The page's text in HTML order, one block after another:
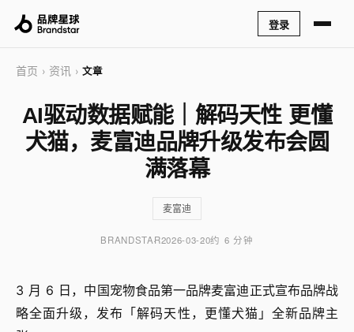
登录
首页 › 资讯 › 文章
AI驱动数据赋能｜解码天性 更懂
犬猫，麦富迪品牌升级发布会圆
满落幕
麦富迪
BRANDSTAR2026-03-20约 6 分钟
3 月 6 日，中国宠物食品第一品牌麦富迪正式宣布品牌战
略全面升级，发布「解码天性，更懂犬猫」全新品牌主